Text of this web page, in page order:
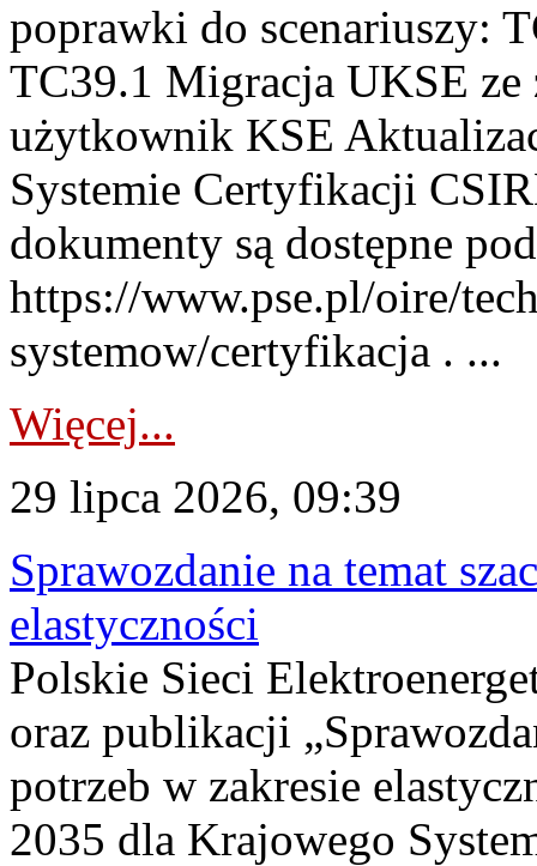
poprawki do scenariuszy:
TC39.1 Migracja UKSE
użytkownik KSE
Systemie Certyfikacji
dokumenty są dostępne
https://www.pse.pl/oire/
systemow/certyfikacja . ...
Więcej...
29 lipca 2026, 09:39
Sprawozdanie na temat
elastyczności
Polskie Sieci
oraz publikacji
potrzeb w zakresie
2035 dla Krajowego